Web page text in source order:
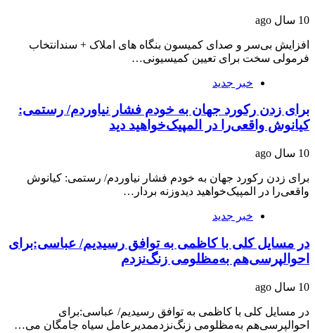
10 سال ago
افزایش بی‌سر و صدای کمیسون بنگاه های املاک + سندانتخاب
فرمولی سخت برای تعیین کمیسیونی…
خبر جدید
برای زدن رکورد جهان به خودم فشار نیاوردم/ رستمی:
کیانوش واقعی‌را در المپیک‌خواهید دید
10 سال ago
برای زدن رکورد جهان به خودم فشار نیاوردم/ رستمی: کیانوش
واقعی‌را در المپیک‌خواهید دیدوزنه بردار…
خبر جدید
در مسایل کلی با کاظمی به توافق رسیدیم/ عباسی:برای
احوالپرسی‌هم به‌مظلومی زنگ‌نزدم
10 سال ago
در مسایل کلی با کاظمی به توافق رسیدیم/ عباسی:برای
احوالپرسی‌هم به‌مظلومی زنگ‌نزدممدیرعامل سیاه جامگان می…